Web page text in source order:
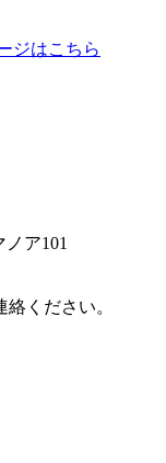
ジはこちら
ア101
ください。